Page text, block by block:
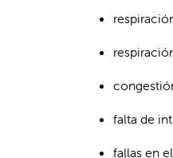
falta de
fallas en